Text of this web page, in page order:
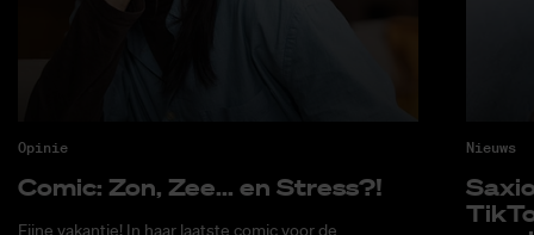
Opinie
Co­mic: Zon, Zee... en Stress?!
Fijne vakantie! In haar laatste comic voor de
Nieuws